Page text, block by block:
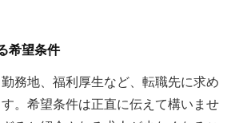
希望条件
務地、福利厚生など、転職先に求め
。希望条件は正直に伝えて構いませ